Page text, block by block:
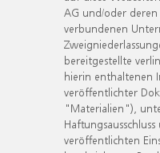
AG und/oder deren
verbundenen
bereitgestellte
hierin enthaltenen
veröffentlichter
"Materialien"),
veröffentlichten